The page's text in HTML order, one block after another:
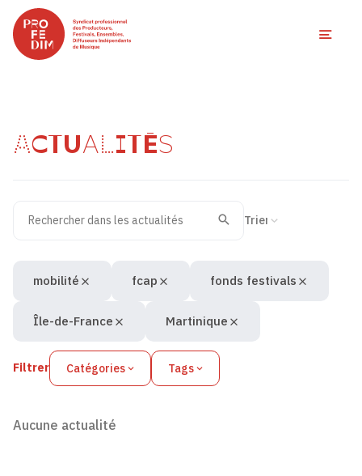
ACTUALITÉS
Recherche
Valider
Filtrer Catégories Tags
mobilité fcap fonds festivals
Île-de-France Martinique
Aucune actualité